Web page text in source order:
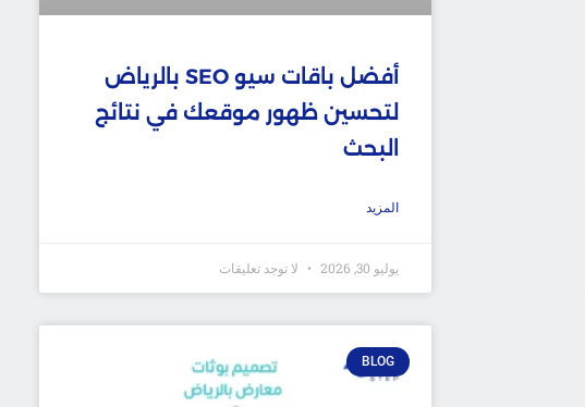
أفضل باقات سيو SEO بالرياض
لتحسين ظهور موقعك في نتائج
البحث
المزيد
يوليو 30, 2026 لا توجد تعليقات
BLOG